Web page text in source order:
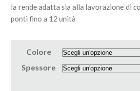
la rende adatta sia alla lavorazione di
ponti fino a 12 unità
Colore
Spessore